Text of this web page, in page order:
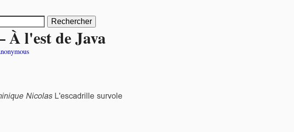
À l'est de Java
NicolasL'escadrille survole